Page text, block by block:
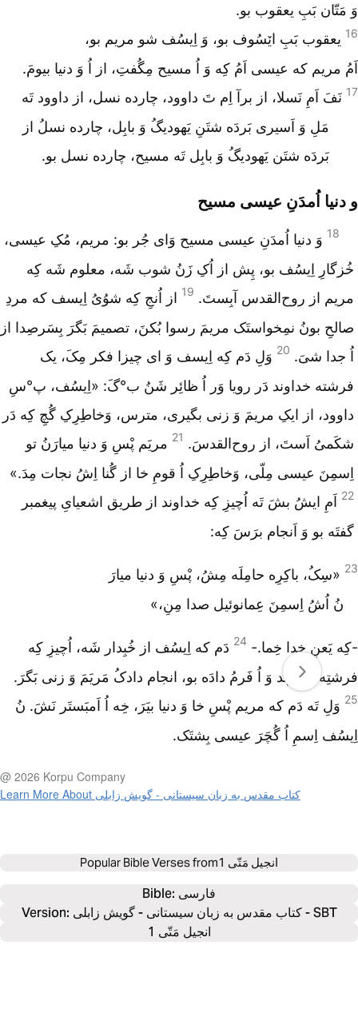
وَ مَتّان بَبِ یعقوب بو.
16 یعقوب بَبِ اێسُوف بو، وَ اِیسُف شو مریم بو،
اَمُ مریم که عیسی اَمُ کِه وَ اُ مسیح مِگُفتِ، از اُ وَ دنیا بیومَ.
17 نَفَ اَمِ نَسلا، از برآ اِم تَ داوود، چارده نسل، از داوود تَه
مَلِ وَ اَسیری بَردَه شتَنِ یَهودیگُ وَ بابِل، چارده نسلُ از
بَردَه شتَن یَهودیگُ وَ بابِل تَه مسیح، چارده نسل بو.
و دنیا اُمدَنِ عیسی مسیح
18 وَ دنیا اُمدَنِ عیسی مسیح وَای جُر بو: مریم، مُکِ عیسی،
خُزگارِ اِیسُف بو، پِش از اُکِ زَنُ شوب شَه، معلوم شَه کِه
مریم از روح‌القدس آبِستَ. 19 از اُنجِ کِه شوُیُ اِیسف که مردِ
صالحِ بونُ نمِخواستَک مریمَ رسوا بُکنَ، تصمیمَ بَگرَ بِسَرصِدا از
اُ جدا شیَ. 20 وَلِ دَم کِه اِیسف وَ ای چیزا فکر مِکَ، یک
فرشته خداوند دَر رویا وَر اُ ظائِر شَنُ ب°گَ: «اِیسُف، پ°سِ
داوود، از ایکِ مریمَ وَ زنی بگیری، مترس، وَخاطِرِکِ گُچِ کِه دَر
شکَمیُ اَستَ، از روح‌القدسَ. 21 مریَم پْسِ وَ دنیا میارَنُ تو
اِسمِنَ عیسی مِلّی، وَخاطِرِکِ اُ قومِ خا از گُنا اِشُ نجات مِدَ.»
22 اَمِ ایشُ بشَ تَه اُچیزِ کِه خداوند از طریق اشعیایِ پیغمبر
گفتَه بو وَ اَنجام برَسَ کِه:
23 «سِکُ، باکِرِه‌ حامِلَه مِشُ، پْسِ وَ دنیا میارَ
نُ اُشُ اِسمِنَ عِمانوئیل صدا مِنِ،»
-کِه یَعنِ خدا خِما.- 24 دَم که اِیسُف از خُبِدار شَه، اُچیزِ کِه
فرشتِه خداوند وَ اُ فَرمُ دادَه بو، انجام دادکُ مَریَمَ وَ زنی بَگرَ.
25 وَلِ تَه دَم که مریم پْسِ خا وَ دنیا بیَرَ، خِه اُ اَمبَستَر نَشَ. نُ
اِیسُف اِسمِ اُ گُچَرَ عیسی بِشتَک.
@ 2026 Korpu Company
Learn More About کتاب مقدس به زبان سیستانی - گویش زابلی
Popular Bible Verses from انجیل مَتّی 1
Bible: فارسی
Version: کتاب مقدس به زبان سیستانی - گویش زابلی - SBT
انجیل مَتّی 1